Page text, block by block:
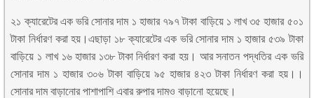
২১ ক্যারেটের এক ভরি সোনার দাম ১ হাজার ৭৯৭ টাকা বাড়িয়ে ১ লাখ ৩৫ হাজার ৫০১
টাকা নির্ধারণ করা হয়।এছাড়া ১৮ ক্যারেটের এক ভরি সোনার দাম ১ হাজার ৫৩৯ টাকা
বাড়িয়ে ১ লাখ ১৬ হাজার ১৩৮ টাকা নির্ধারণ করা হয়। আর সনাতন পদ্ধতির এক ভরি
সোনার দাম ১ হাজার ৩০৬ টাকা বাড়িয়ে ৯৫ হাজার ৪২৩ টাকা নির্ধারণ করা হয়।।
সোনার দাম বাড়ানোর পাশাপাশি এবার রুপার দামও বাড়ানো হয়েছে।